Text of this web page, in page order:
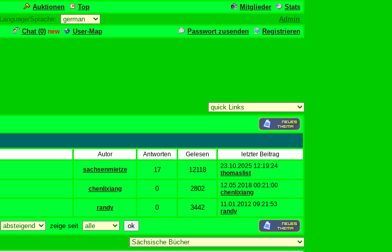
Auktionen Top Mitglieder
Stats
Language/Sprache:
Admin
Chat (0) new User-Map Passwort zusenden Registrieren
Autor Antworten Gelesen letzter Beitrag
sachsenmietze 17 12118
23.10.2025 12:19:24
thomaslist
chenlixiang 0 2802
12.05.2018 00:21:00
chenlixiang
randy 0 3442
11.01.2012 09:21:53
randy
zeige seit